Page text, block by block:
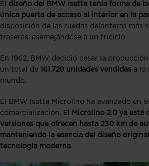
El diseño del BMW Isetta tenía forma de
única puerta de acceso al interior en la
disposición de las ruedas delanteras más
traseras, asemejándose a un triciclo.
En 1962, BMW decidió cesar la
un total de 161.728 unidades vendidas a lo
mundo.
El BMW Isetta Microlino ha avanzado en
comercialización. E l Microlino 2.0 ya está
versiones que ofrecen hasta 230 km de
manteniendo la esencia del diseño
tecnología moderna.